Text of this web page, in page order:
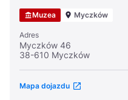
Muzea Myczków
Adres
Myczków 46
38-610 Myczków
Mapa dojazdu